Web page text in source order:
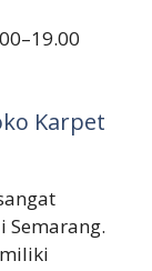
Karpet